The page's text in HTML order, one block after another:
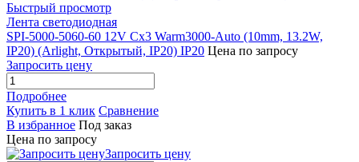
Быстрый просмотр
Лента светодиодная
SPI-5000-5060-60 12V Cx3 Warm3000-Auto (10mm, 13.2W,
IP20) (Arlight, Открытый, IP20) IP20 Цена по запросу
Запросить цену
Подробнее
Купить в 1 клик Сравнение
В избранное Под заказ
Цена по запросу
Запросить цену